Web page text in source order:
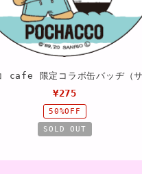
¥275
50%OFF
SOLD OUT